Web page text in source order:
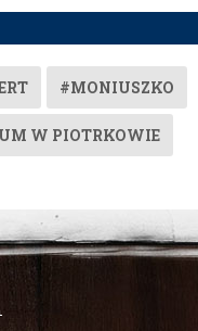
#MONIUSZKO
W PIOTRKOWIE